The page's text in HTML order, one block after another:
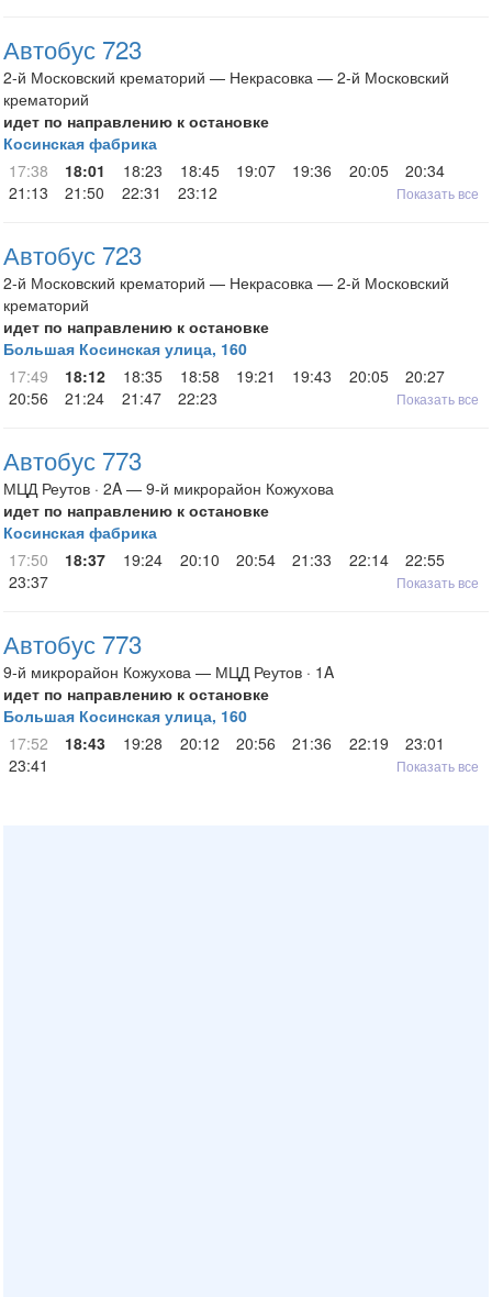
Автобус 723
2-й Московский крематорий — Некрасовка — 2-й Московский
крематорий
идет по направлению к остановке
Косинская фабрика
17:38
18:01 18:23 18:45 19:07 19:36 20:05
20:34
21:13
21:50 22:31 23:12 Показать все
Автобус 723
2-й Московский крематорий — Некрасовка — 2-й Московский
крематорий
идет по направлению к остановке
Большая Косинская улица, 160
17:49
18:12 18:35 18:58 19:21 19:43 20:05
20:27
20:56
21:24 21:47 22:23 Показать все
Автобус 773
МЦД Реутов · 2A — 9-й микрорайон Кожухова
идет по направлению к остановке
Косинская фабрика
17:50
18:37 19:24 20:10 20:54 21:33 22:14
22:55
23:37
Показать все
Автобус 773
9-й микрорайон Кожухова — МЦД Реутов · 1A
идет по направлению к остановке
Большая Косинская улица, 160
17:52
18:43 19:28 20:12 20:56 21:36 22:19
23:01
23:41
Показать все